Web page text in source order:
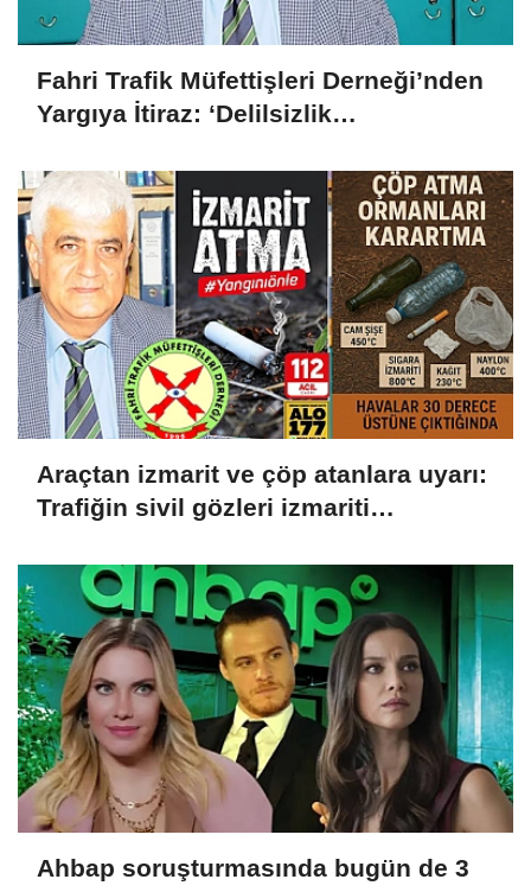
Fahri Trafik Müfettişleri Derneği’nden
Yargıya İtiraz: ‘Delilsizlik
Hukuksuzdur’
Araçtan izmarit ve çöp atanlara uyarı:
Trafiğin sivil gözleri izmariti
Ahbap soruşturmasında bugün de 3